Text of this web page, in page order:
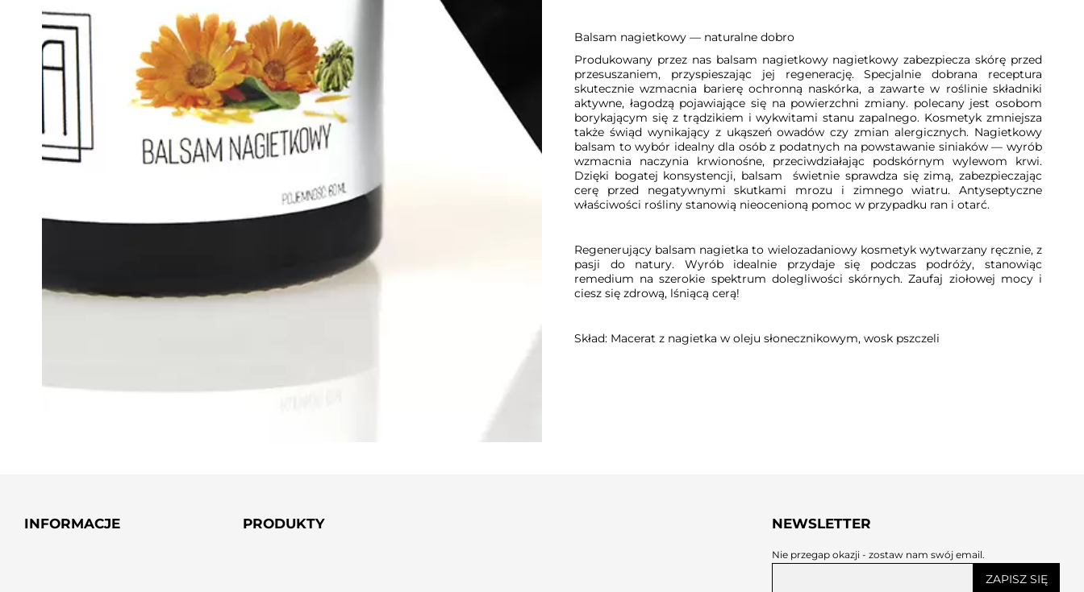
Balsam nagietkowy — naturalne dobro
Produkowany przez nas balsam nagietkowy nagietkowy zabezpiecza skórę przed
przesuszaniem, przyspieszając jej regenerację. Specjalnie dobrana receptura
skutecznie wzmacnia barierę ochronną naskórka, a zawarte w roślinie składniki
aktywne, łagodzą pojawiające się na powierzchni zmiany. polecany jest osobom
borykającym się z trądzikiem i wykwitami stanu zapalnego. Kosmetyk zmniejsza
także świąd wynikający z ukąszeń owadów czy zmian alergicznych. Nagietkowy
balsam to wybór idealny dla osób z podatnych na powstawanie siniaków — wyrób
wzmacnia naczynia krwionośne, przeciwdziałając podskórnym wylewom krwi.
Dzięki bogatej konsystencji, balsam świetnie sprawdza się zimą, zabezpieczając
cerę przed negatywnymi skutkami mrozu i zimnego wiatru. Antyseptyczne
właściwości rośliny stanowią nieocenioną pomoc w przypadku ran i otarć.
Regenerujący balsam nagietka to wielozadaniowy kosmetyk wytwarzany ręcznie, z
pasji do natury. Wyrób idealnie przydaje się podczas podróży, stanowiąc
remedium na szerokie spektrum dolegliwości skórnych. Zaufaj ziołowej mocy i
ciesz się zdrową, lśniącą cerą!
Skład: Macerat z nagietka w oleju słonecznikowym, wosk pszczeli
INFORMACJE PRODUKTY NEWSLETTER
Nie przegap okazji - zostaw nam swój email.
ZAPISZ SIĘ